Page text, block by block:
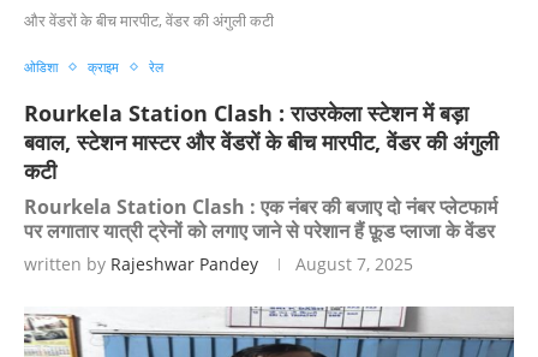
और वेंडरों के बीच मारपीट, वेंडर की अंगुली कटी
ओडिशा क्राइम रेल
Rourkela Station Clash : राउरकेला स्टेशन में बड़ा
बवाल, स्टेशन मास्टर और वेंडरों के बीच मारपीट, वेंडर की अंगुली
कटी
Rourkela Station Clash : एक नंबर की बजाए दो नंबर प्लेटफार्म
पर लगातार यात्री ट्रेनों को लगाए जाने से परेशान हैं फ़ूड प्लाजा के वेंडर
written by Rajeshwar Pandey August 7, 2025